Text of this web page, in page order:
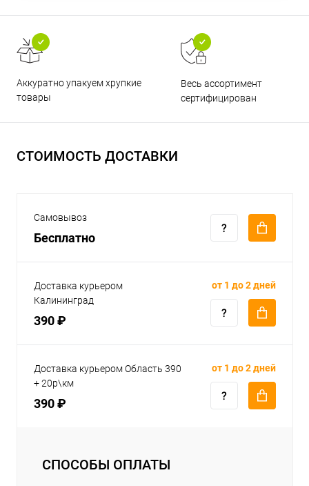
Аккуратно упакуем хрупкие
товары
Весь ассортимент
сертифицирован
СТОИМОСТЬ ДОСТАВКИ
Самовывоз
Бесплатно
Доставка курьером
Калининград
390 ₽
от 1 до 2 дней
Доставка курьером Область 390
+ 20р\км
390 ₽
от 1 до 2 дней
СПОСОБЫ ОПЛАТЫ